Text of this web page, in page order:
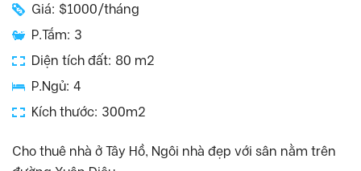
Giá: $1000/tháng
P.Tắm: 3
Diện tích đất: 80 m2
P.Ngủ: 4
Kích thước: 300m2
Cho thuê nhà ở Tây Hồ, Ngôi nhà đẹp với sân nằm trên